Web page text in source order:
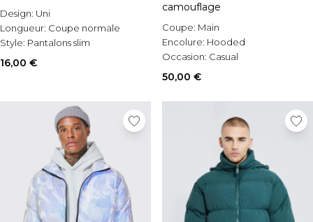
Design: Uni
Longueur: Coupe normale
Style: Pantalons slim
16,00 €
camouflage
Coupe: Main
Encolure: Hooded
Occasion: Casual
50,00 €